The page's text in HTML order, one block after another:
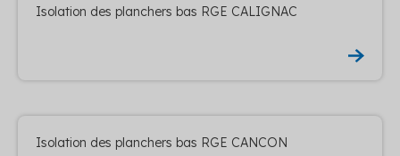
Isolation des planchers bas RGE CALIGNAC
Isolation des planchers bas RGE CANCON